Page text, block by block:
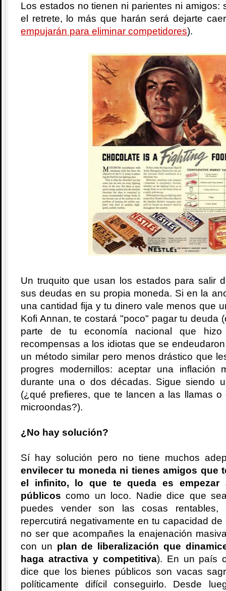
Los estados no tienen ni parientes ni amigos:
el retrete, lo más que harán será dejarte
empujarán para eliminar competidores).
Un truquito que usan los estados para salir
sus deudas en su propia moneda. Si en la
una cantidad fija y tu dinero vale menos que
Kofi Annan, te costará "poco" pagar tu deuda
parte de tu economía nacional que
recompensas a los idiotas que se
un método similar pero menos drástico que
progres modernillos: aceptar una inflación
durante una o dos décadas. Sigue siendo
(¿qué prefieres, que te lancen a las llamas
microondas?).
¿No hay solución?
Sí hay solución pero no tiene muchos
envilecer tu moneda ni tienes amigos que
el infinito, lo que te queda es empezar
públicos como un loco. Nadie dice que
puedes vender son las cosas
repercutirá negativamente en tu capacidad
no ser que acompañes la enajenación
con un plan de liberalización que
haga atractiva y competitiva). En un país
dice que los bienes públicos son vacas
políticamente difícil conseguirlo. Desde